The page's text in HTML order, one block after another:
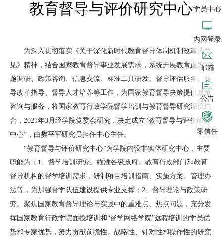
学员中心
内网登录
邮箱
公告
零信任
教育督导与评价研究中心
为深入贯彻落实《关于深化新时代教育督导体制机制改革的意
见》精神，结合国家教育督导事业发展需求，系统开展教育重大问
题调研、政策咨询、信息交流、标准工具研发、督导评估服务、督
导改革指导、督导人才培养等工作，为国家教育督导决策提供政策
咨询与服务，将国家教育行政学院督学培训与教育督导研究深度结
合， 2021年3月经学院党委会研究，决定成立“教育督导与评价研究
中心” ，由樊平军研究员担任中心主任。
“教育督导与评价研究中心”为学院内设非实体研究中心，主要
职能为： 1、督学培训研究。瞄准各级政府、教育行政部门和教育
督导机构的督学培训需求，研制项目培训指南、实施方案、管理办
法等，为加强督学队伍建设提供专业支撑； 2、督导理论与政策研
究。聚焦国家教育督导理论与实践中的重难点、热点问题，充分发
挥国家教育行政学院面授培训和“督学网络学院”远程培训的学员优
势和专家优势，努力贡献前瞻性、战略性、针对性和操作性的研究